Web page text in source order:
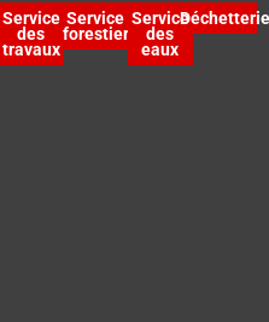
Service
des
travaux
Service
forestier
Service
des
eaux
Déchetterie